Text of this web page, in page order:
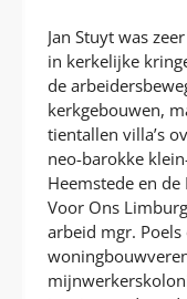
Jan Stuyt was
in kerkelijke
de
kerkgebouwen,
tientallen villa’s
neo-barokke
Heemstede en
Voor Ons
arbeid mgr. Poels